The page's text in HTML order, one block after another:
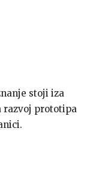
stoji iza
razvoj prototipa